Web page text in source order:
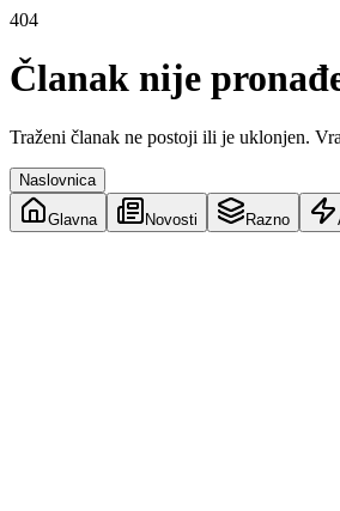
404
Članak nije
Traženi članak ne postoji ili je uklonjen.
Naslovnica
Glavna Novosti Razno